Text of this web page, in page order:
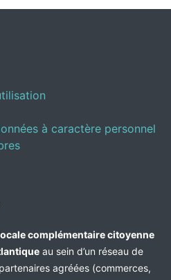
à caractère personnel
complémentaire citoyenne
au sein d’un réseau de
agréées (commerces,